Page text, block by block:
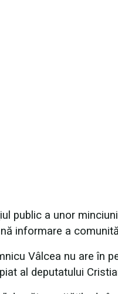
public a unor
informare a
Vâlcea nu are în
al deputatului